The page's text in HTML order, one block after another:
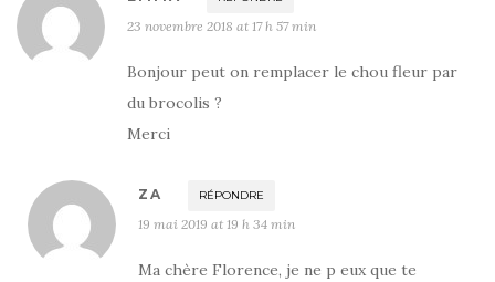
23 novembre 2018 at 17 h 57 min
Bonjour peut on remplacer le chou fleur par
du brocolis ?
Merci
ZA RÉPONDRE
19 mai 2019 at 19 h 34 min
Ma chère Florence, je ne p eux que te